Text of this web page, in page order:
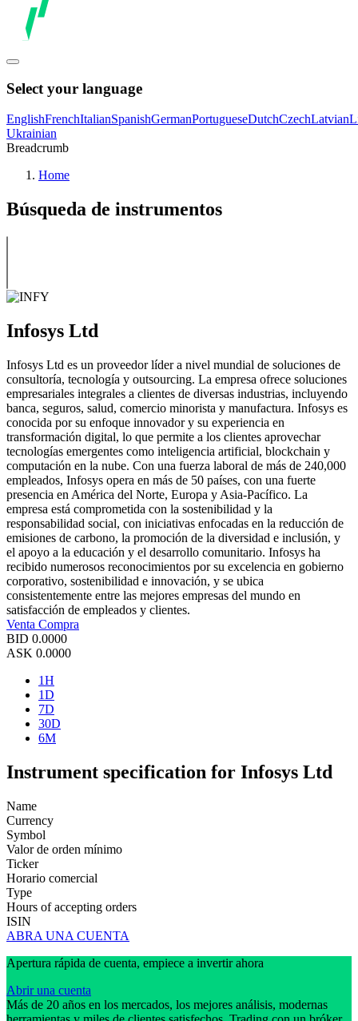
Select your language
EnglishFrenchItalianSpanishGermanPortugueseDutchCzechLatvian
Ukrainian
Breadcrumb
Home
Búsqueda de instrumentos
Infosys Ltd
Infosys Ltd es un proveedor líder a nivel mundial de soluciones de
consultoría, tecnología y outsourcing. La empresa ofrece soluciones
empresariales integrales a clientes de diversas industrias, incluyendo
banca, seguros, salud, comercio minorista y manufactura. Infosys es
conocida por su enfoque innovador y su experiencia en
transformación digital, lo que permite a los clientes aprovechar
tecnologías emergentes como inteligencia artificial, blockchain y
computación en la nube. Con una fuerza laboral de más de 240,000
empleados, Infosys opera en más de 50 países, con una fuerte
presencia en América del Norte, Europa y Asia-Pacífico. La
empresa está comprometida con la sostenibilidad y la
responsabilidad social, con iniciativas enfocadas en la reducción de
emisiones de carbono, la promoción de la diversidad e inclusión, y
el apoyo a la educación y el desarrollo comunitario. Infosys ha
recibido numerosos reconocimientos por su excelencia en gobierno
corporativo, sostenibilidad e innovación, y se ubica
consistentemente entre las mejores empresas del mundo en
satisfacción de empleados y clientes.
Venta Compra
BID 0.0000
ASK 0.0000
1H
1D
7D
30D
6M
Instrument specification for Infosys Ltd
Name
Currency
Symbol
Valor de orden mínimo
Ticker
Horario comercial
Type
Hours of accepting orders
ISIN
ABRA UNA CUENTA
Apertura rápida de cuenta, empiece a invertir ahora
Abrir una cuenta
Más de 20 años en los mercados, los mejores análisis, modernas